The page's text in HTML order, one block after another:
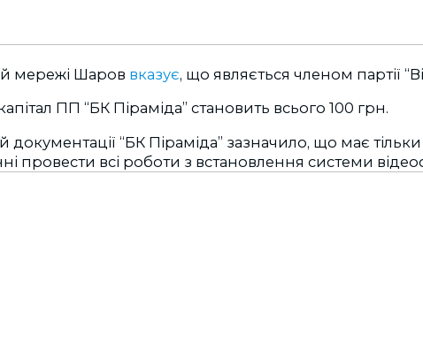
мережі Шаров вказує, що являється членом партії
ПП “БК Піраміда” становить всього 100 грн.
документації “БК Піраміда” зазначило, що має
провести всі роботи з встановлення системи